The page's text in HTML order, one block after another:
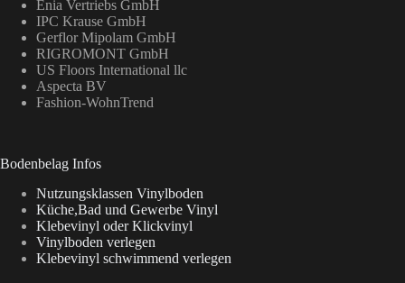
Enia Vertriebs GmbH
IPC Krause GmbH
Gerflor Mipolam GmbH
RIGROMONT GmbH
US Floors International llc
Aspecta BV
Fashion-WohnTrend
Bodenbelag Infos
Nutzungsklassen Vinylboden
Küche,Bad und Gewerbe Vinyl
Klebevinyl oder Klickvinyl
Vinylboden verlegen
Klebevinyl schwimmend verlegen